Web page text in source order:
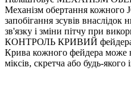
Механізм обертання кожного
запобігання зсувів внаслідок
зв'язку і зміни пітчу при
КОНТРОЛЬ КРИВИЙ
Крива кожного фейдера може
міксів, скретча або будь-